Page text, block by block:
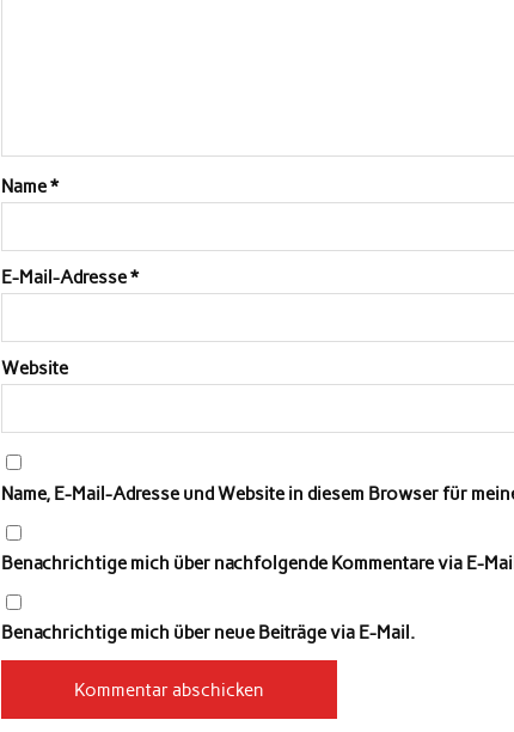
Name*
E-Mail-Adresse*
Website
Name, E-Mail-Adresse und Website in diesem Browser für
Benachrichtige mich über nachfolgende Kommentare via E-
Benachrichtige mich über neue Beiträge via E-Mail.